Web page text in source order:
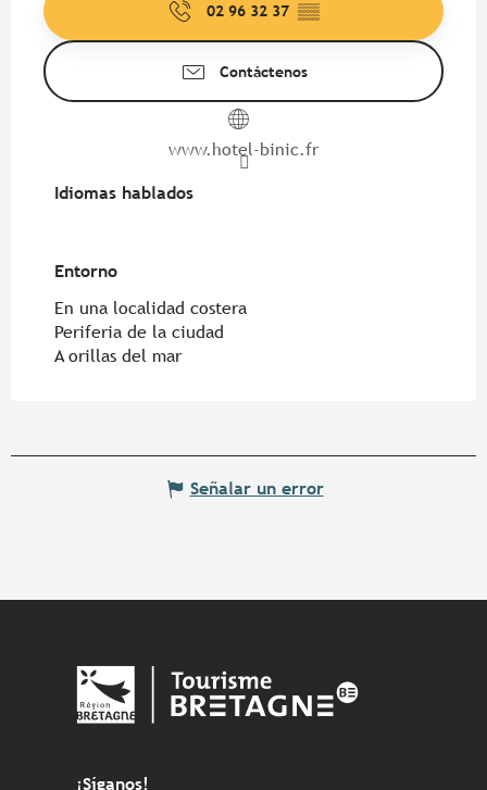
02 96 32 37 ▒▒
Contáctenos
www.hotel-binic.fr
Idiomas hablados
Idiomas hablados
Entorno
Entorno
En una localidad costera
Periferia de la ciudad
A orillas del mar
Señalar un error
¡Síganos!